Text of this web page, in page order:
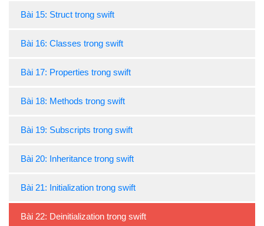
Bài 15: Struct trong swift
Bài 16: Classes trong swift
Bài 17: Properties trong swift
Bài 18: Methods trong swift
Bài 19: Subscripts trong swift
Bài 20: Inheritance trong swift
Bài 21: Initialization trong swift
Bài 22: Deinitialization trong swift